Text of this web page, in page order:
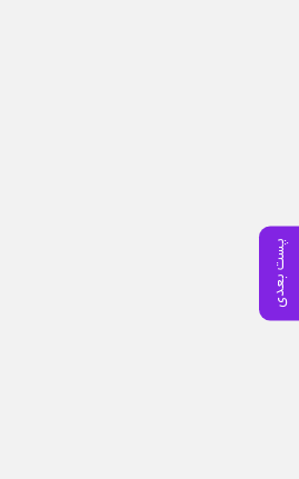
پست بعدی